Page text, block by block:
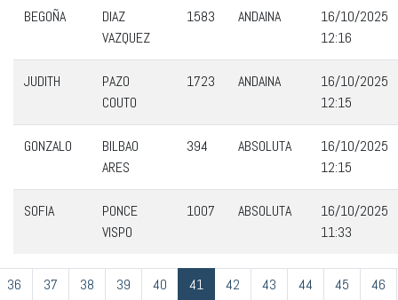
BEGOÑA
DIAZ
VAZQUEZ
1583 ANDAINA
16/10/2025
12:16
JUDITH
PAZO
COUTO
1723 ANDAINA
16/10/2025
12:15
GONZALO
BILBAO
ARES
394 ABSOLUTA
16/10/2025
12:15
SOFIA
PONCE
VISPO
1007 ABSOLUTA
16/10/2025
11:33
36 37 38 39 40 41 42 43 44 45 46